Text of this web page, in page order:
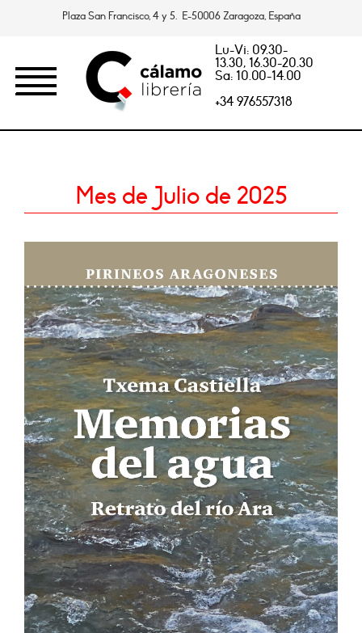
Plaza San Francisco, 4 y 5. E-50006 Zaragoza, España
Lu-Vi: 09.30-
13.30, 16.30-20.30
Sa: 10.00-14.00
+34 976557318
Mes de Julio de 2025